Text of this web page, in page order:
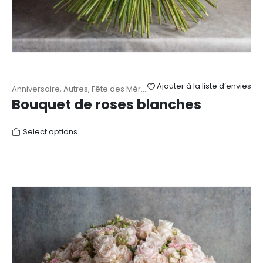
Ajouter à la liste d’envies
Anniversaire, Autres, Fête des Mères ,Mariage,Naissance,
Bouquet de roses blanches
Select options